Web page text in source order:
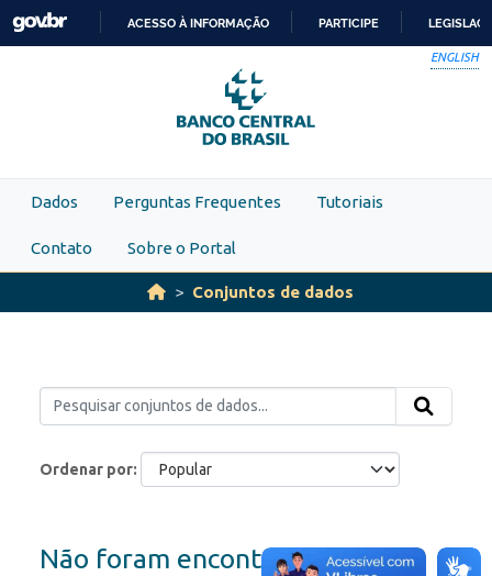
Skip to main content
PARA
O
CONTEÚDO
ACESSO À INFORMAÇÃO PARTICIPE
ENGLISH
Dados Perguntas Frequentes Tutoriais
Contato Sobre o Portal
Conjuntos de dados
Ordenar por
Não foram encontrados